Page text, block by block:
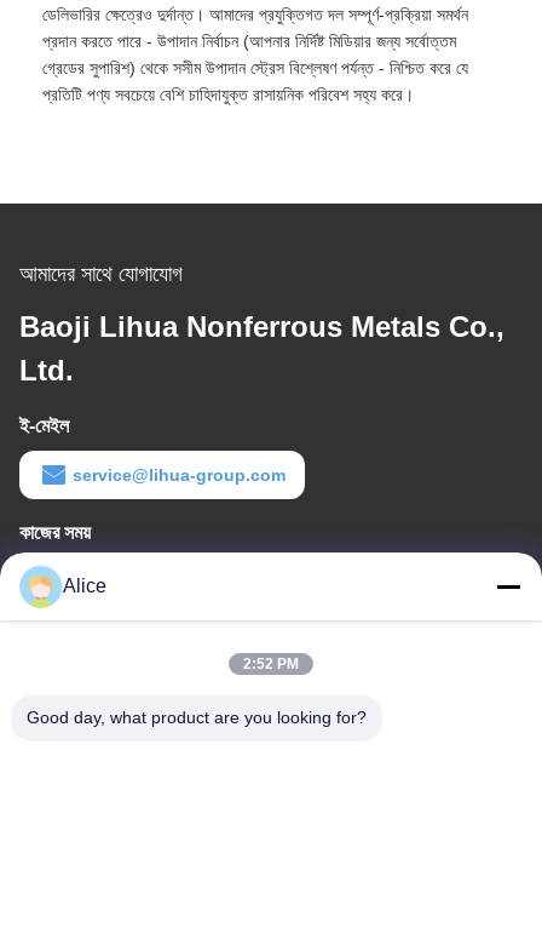
ডেলিভারির ক্ষেত্রেও দুর্দান্ত। আমাদের প্রযুক্তিগত দল সম্পূর্ণ-প্রক্রিয়া সমর্থন
প্রদান করতে পারে - উপাদান নির্বাচন (আপনার নির্দিষ্ট মিডিয়ার জন্য সর্বোত্তম
গ্রেডের সুপারিশ) থেকে সসীম উপাদান স্ট্রেস বিশ্লেষণ পর্যন্ত - নিশ্চিত করে যে
প্রতিটি পণ্য সবচেয়ে বেশি চাহিদাযুক্ত রাসায়নিক পরিবেশ সহ্য করে।
আমাদের সাথে যোগাযোগ
Baoji Lihua Nonferrous Metals Co.,
Ltd.
ই-মেইল
service@lihua-group.com
কাজের সময়
8:30-18:00
আমাদের ঠিকানা
শানসি প্রদেশ, চীন
Alice
2:52 PM
Good day, what product are you looking for?